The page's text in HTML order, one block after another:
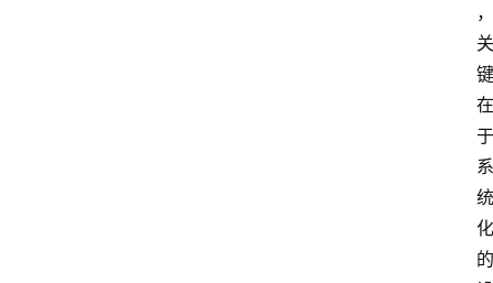
，
关
键
在
于
系
统
化
的